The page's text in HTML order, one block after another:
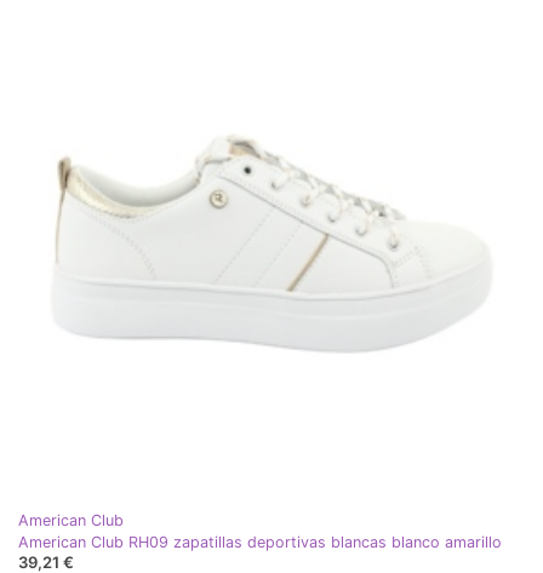
American Club
American Club RH09 zapatillas deportivas blancas blanco amarillo
39,21 €